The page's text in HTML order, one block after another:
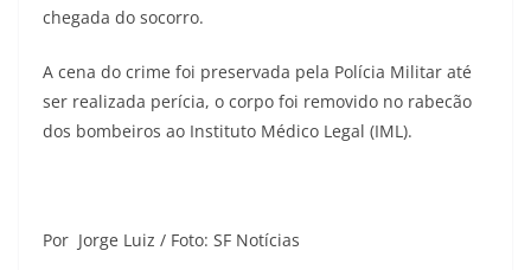
chegada do socorro.
A cena do crime foi preservada pela Polícia Militar até
ser realizada perícia, o corpo foi removido no rabecão
dos bombeiros ao Instituto Médico Legal (IML).
Por Jorge Luiz / Foto: SF Notícias